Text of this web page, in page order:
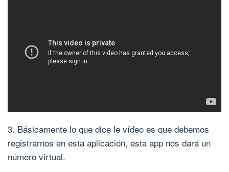
3. Básicamente lo que dice le vídeo es que debemos
registrarnos en esta aplicación, esta app nos dará un
número virtual.